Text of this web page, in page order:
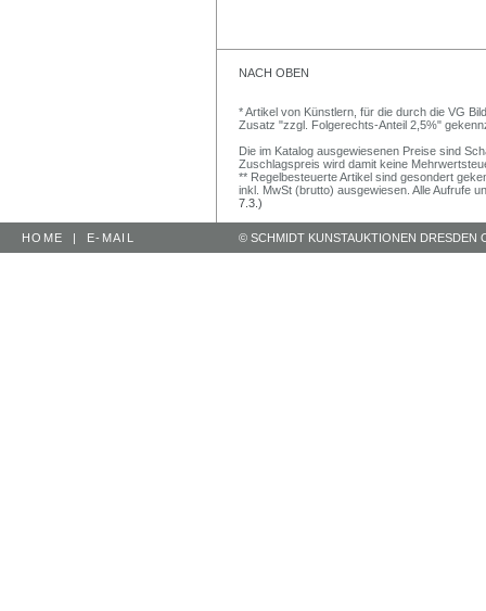
NACH OBEN
* Artikel von Künstlern, für die durch die VG
Zusatz "zzgl. Folgerechts-Anteil 2,5%"
Die im Katalog ausgewiesenen Preise sind
Zuschlagspreis wird damit keine
** Regelbesteuerte Artikel sind gesondert
inkl. MwSt (brutto) ausgewiesen. Alle Aufrufe
7.3.)
HOME | E-MAIL © SCHMIDT KUNSTAUKTIONEN DRESDEN